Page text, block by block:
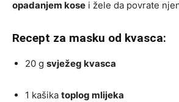
opadanjem kose i žele da povrate
Recept za masku od kvasca:
20 g svježeg kvasca
1 kašika toplog mlijeka